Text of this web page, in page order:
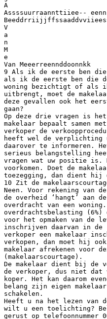
A
Assssuurraannttiiee--
V
a
n
M
e
Van Meeerreennddoonnkk
9 Als ik de eerste ben
als ik de eerste ben die
woning bezichtigt of als
uitbrengt, moet de
deze gevallen ook het
gaan?
Op deze drie vragen is het
makelaar bepaalt samen
verkoper de
heeft wel de verplichting
daarover te informeren.
serieus belangstelling
vragen wat uw positie
voorkomen. Doet de
toezegging, dan dient hij
10 Zit de
Neen. Voor rekening van
de overheid ‘hangt’ aan de
overdracht van een
overdrachtsbelasting
voor het opmaken van de
inschrijven daarvan in
verkoper een makelaar
verkopen, dan moet hij
makelaar afrekenen voor
(makelaarscourtage).
De makelaar dient bij de
de verkoper, dus niet dat
koper. Het kan daarom
belang zijn eigen
schakelen.
Heeft u na het lezen van
wilt u een toelichting?
gerust op telefoonnummer